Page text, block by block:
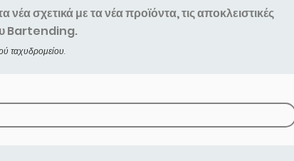
σχετικά με τα νέα προϊόντα, τις αποκλειστικές
Bartending.
ταχυδρομείου.